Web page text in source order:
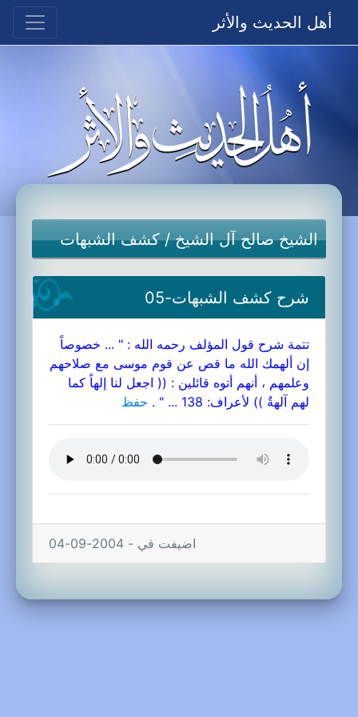
أهل الحديث والأثر
الشيخ صالح آل الشيخ/كشف الشبهات
شرح كشف الشبهات-05
تتمة شرح قول المؤلف رحمه الله : " ... خصوصاً
إن ألهمك الله ما قص عن قوم موسى مع صلاحهم
وعلمهم ، أنهم أتوه قائلين : (( اجعل لنا إلهاً كما
لهم آلهةٌ )) لأعراف: 138 ... " .
حفظ
اضيفت في - 2004-09-04